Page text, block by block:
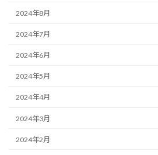
2024年8月
2024年7月
2024年6月
2024年5月
2024年4月
2024年3月
2024年2月